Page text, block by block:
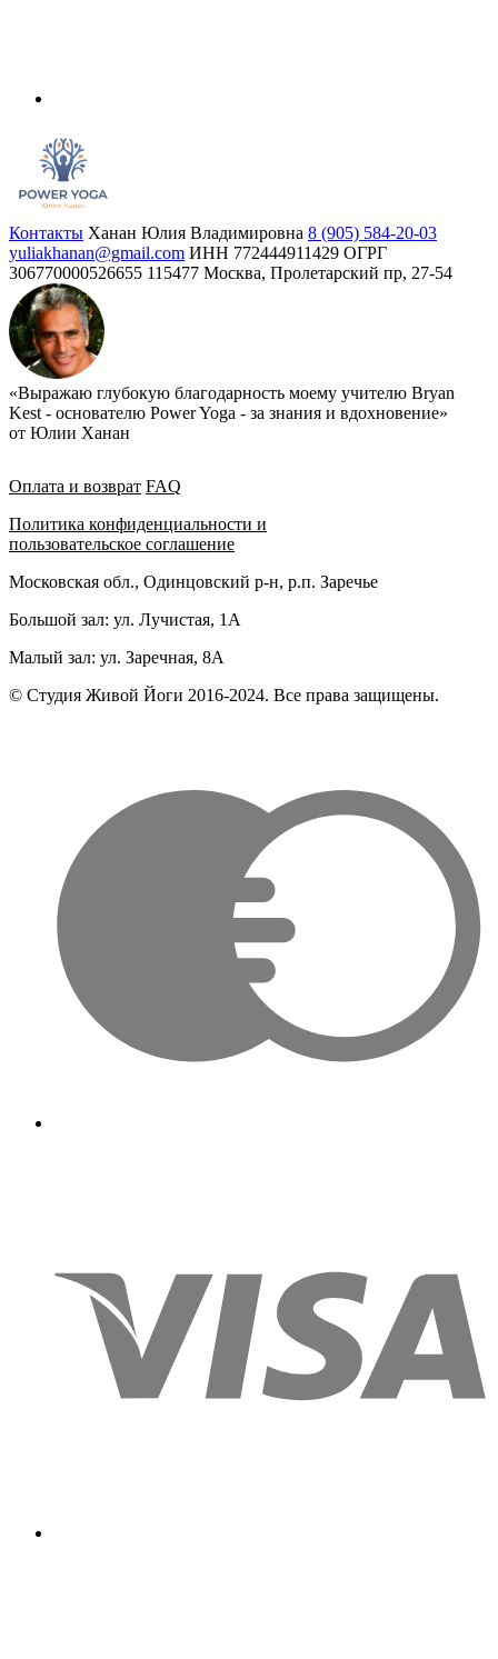
Контакты Ханан Юлия Владимировна 8 (905) 584-20-03
yuliakhanan@gmail.com ИНН 772444911429 ОГРГ
306770000526655 115477 Москва, Пролетарский пр, 27-54
«Выражаю глубокую благодарность моему учителю Bryan
Kest - основателю Power Yoga - за знания и вдохновение»
от Юлии Ханан
Оплата и возврат FAQ
Политика конфиденциальности и
пользовательское соглашение
Московская обл., Одинцовский р-н, р.п. Заречье
Большой зал: ул. Лучистая, 1А
Малый зал: ул. Заречная, 8А
© Студия Живой Йоги 2016-2024. Все права защищены.